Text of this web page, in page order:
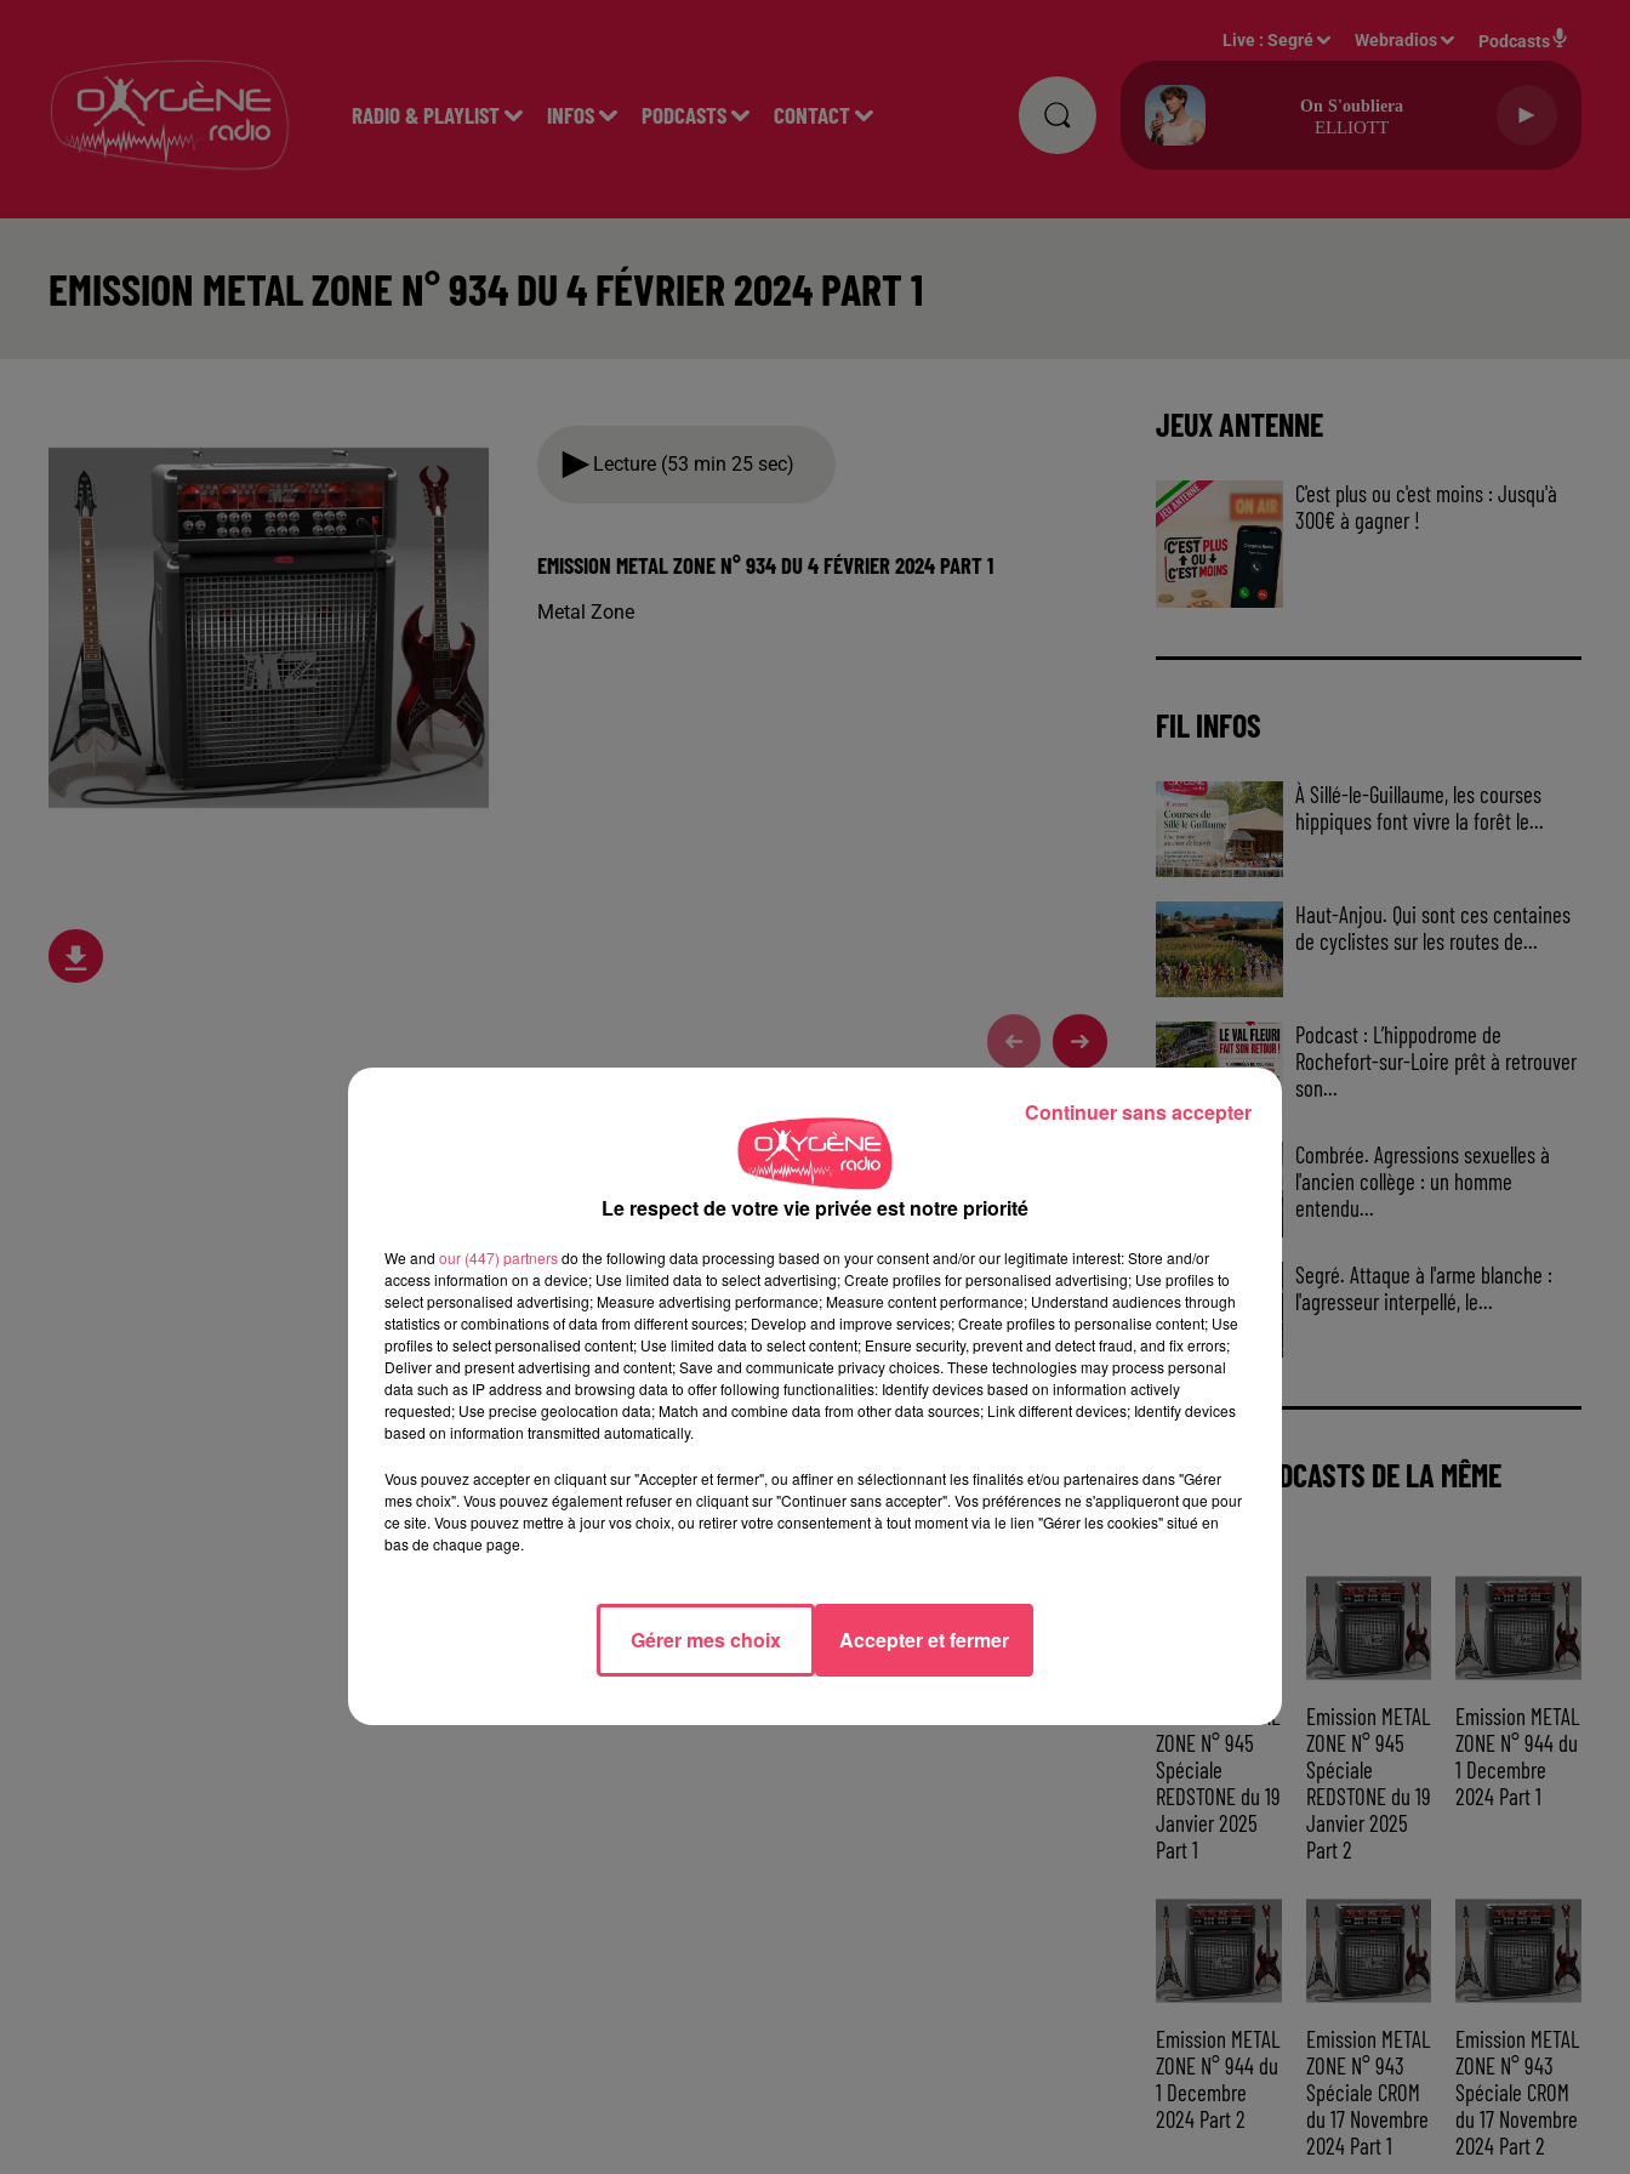
RADIO & PLAYLIST INFOS PODCASTS CONTACT
Live :Segré Webradios Podcasts
On S'oubliera
ELLIOTT
EMISSION METAL ZONE N° 934 DU 4 FÉVRIER 2024 PART 1
Lecture (53 min 25 sec)
EMISSION METAL ZONE N° 934 DU 4 FÉVRIER 2024 PART 1
Metal Zone
JEUX ANTENNE
C'est plus ou c'est moins : Jusqu'à
300€ à gagner !
FIL INFOS
À Sillé-le-Guillaume, les courses
hippiques font vivre la forêt le...
Haut-Anjou. Qui sont ces centaines
de cyclistes sur les routes de...
Podcast : L’hippodrome de
Rochefort-sur-Loire prêt à retrouver
son...
Combrée. Agressions sexuelles à
l'ancien collège : un homme
entendu...
Segré. Attaque à l'arme blanche :
l'agresseur interpellé, le...
AUTRES PODCASTS DE LA MÊME
CATÉGORIE
Emission METAL
ZONE N° 945
Spéciale
REDSTONE du 19
Janvier 2025
Part 1
Emission METAL
ZONE N° 945
Spéciale
REDSTONE du 19
Janvier 2025
Part 2
Emission METAL
ZONE N° 944 du
1 Decembre
2024 Part 1
Emission METAL
ZONE N° 944 du
1 Decembre
2024 Part 2
Emission METAL
ZONE N° 943
Spéciale CROM
du 17 Novembre
2024 Part 1
Emission METAL
ZONE N° 943
Spéciale CROM
du 17 Novembre
2024 Part 2
Le respect de votre vie privée est notre priorité
We and our (447) partnersdo the following data processing based on your consent and/or our legitimate interest: Store and/or
access information on a device; Use limited data to select advertising; Create profiles for personalised advertising; Use profiles to
select personalised advertising; Measure advertising performance; Measure content performance; Understand audiences through
statistics or combinations of data from different sources; Develop and improve services; Create profiles to personalise content; Use
profiles to select personalised content; Use limited data to select content; Ensure security, prevent and detect fraud, and fix errors;
Deliver and present advertising and content; Save and communicate privacy choices. These technologies may process personal
data such as IP address and browsing data to offer following functionalities: Identify devices based on information actively
requested; Use precise geolocation data; Match and combine data from other data sources; Link different devices; Identify devices
based on information transmitted automatically.
Vous pouvez accepter en cliquant sur "Accepter et fermer", ou affiner en sélectionnant les finalités et/ou partenaires dans "Gérer
mes choix". Vous pouvez également refuser en cliquant sur "Continuer sans accepter". Vos préférences ne s'appliqueront que pour
ce site. Vous pouvez mettre à jour vos choix, ou retirer votre consentement à tout moment via le lien "Gérer les cookies" situé en
bas de chaque page.
Gérer mes choix Accepter et fermer
Continuer sans accepter